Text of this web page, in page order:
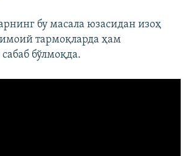
бу масала юзасидан изоҳ
тармоқларда ҳам
бўлмоқда.